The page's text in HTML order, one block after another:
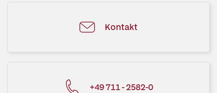
Kontakt
+49 711 - 2582-0